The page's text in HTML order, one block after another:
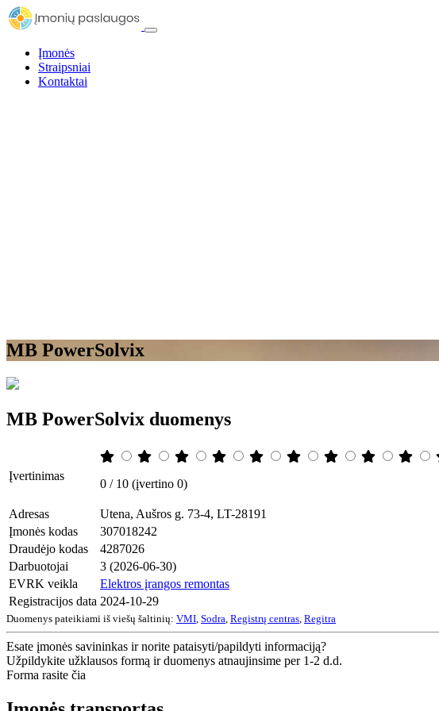
Įmonės
Straipsniai
Kontaktai
MB PowerSolvix
MB PowerSolvix duomenys
Įvertinimas
0 / 10 (įvertino 0)
Adresas
Utena, Aušros g. 73-4, LT-28191
Įmonės kodas
307018242
Draudėjo kodas
4287026
Darbuotojai
3 (2026-06-30)
EVRK veikla
Elektros įrangos remontas
Registracijos data 2024-10-29
Duomenys pateikiami iš viešų šaltinių: VMI Sodra Registrų centras Regitra
Esate įmonės savininkas ir norite pataisyti/papildyti informaciją?
Užpildykite užklausos formą ir duomenys atnaujinsime per 1-2 d.d.
Forma rasite čia